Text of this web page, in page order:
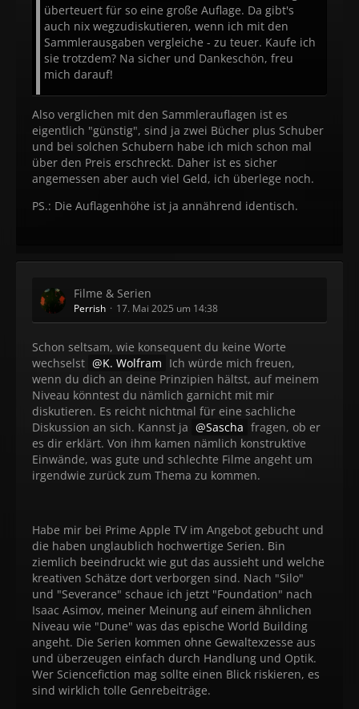
überteuert für so eine große Auflage. Da gibt's
auch nix wegzudiskutieren, wenn ich mit den
Sammlerausgaben vergleiche - zu teuer. Kaufe ich
sie trotzdem? Na sicher und Dankeschön, freu
mich darauf!
Also verglichen mit den Sammlerauflagen ist es
eigentlich "günstig", sind ja zwei Bücher plus Schuber
und bei solchen Schubern habe ich mich schon mal
über den Preis erschreckt. Daher ist es sicher
angemessen aber auch viel Geld, ich überlege noch.
PS.: Die Auflagenhöhe ist ja annährend identisch.
Filme & Serien
Perrish 17. Mai 2025 um 14:38
Schon seltsam, wie konsequent du keine Worte
wechselst
K. Wolfram Ich würde mich freuen,
wenn du dich an deine Prinzipien hältst, auf meinem
Niveau könntest du nämlich garnicht mit mir
diskutieren. Es reicht nichtmal für eine sachliche
Diskussion an sich. Kannst ja
Sascha fragen, ob er
es dir erklärt. Von ihm kamen nämlich konstruktive
Einwände, was gute und schlechte Filme angeht um
irgendwie zurück zum Thema zu kommen.
Habe mir bei Prime Apple TV im Angebot gebucht und
die haben unglaublich hochwertige Serien. Bin
ziemlich beeindruckt wie gut das aussieht und welche
kreativen Schätze dort verborgen sind. Nach "Silo"
und "Severance" schaue ich jetzt "Foundation" nach
Isaac Asimov, meiner Meinung auf einem ähnlichen
Niveau wie "Dune" was das epische World Building
angeht. Die Serien kommen ohne Gewaltexzesse aus
und überzeugen einfach durch Handlung und Optik.
Wer Sciencefiction mag sollte einen Blick riskieren, es
sind wirklich tolle Genrebeiträge.